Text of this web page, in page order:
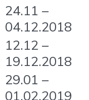
24.11 –
04.12.2018
12.12 –
19.12.2018
29.01 –
01.02.2019